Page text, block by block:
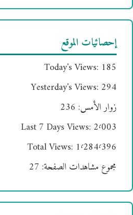
إحصائيات الموقع
Today's Views: 185
Yesterday's Views: 294
زوار الأمس: 236
Last 7 Days Views: 2٬003
Total Views: 1٬284٬396
مجموع مشاهدات الصفحة: 27